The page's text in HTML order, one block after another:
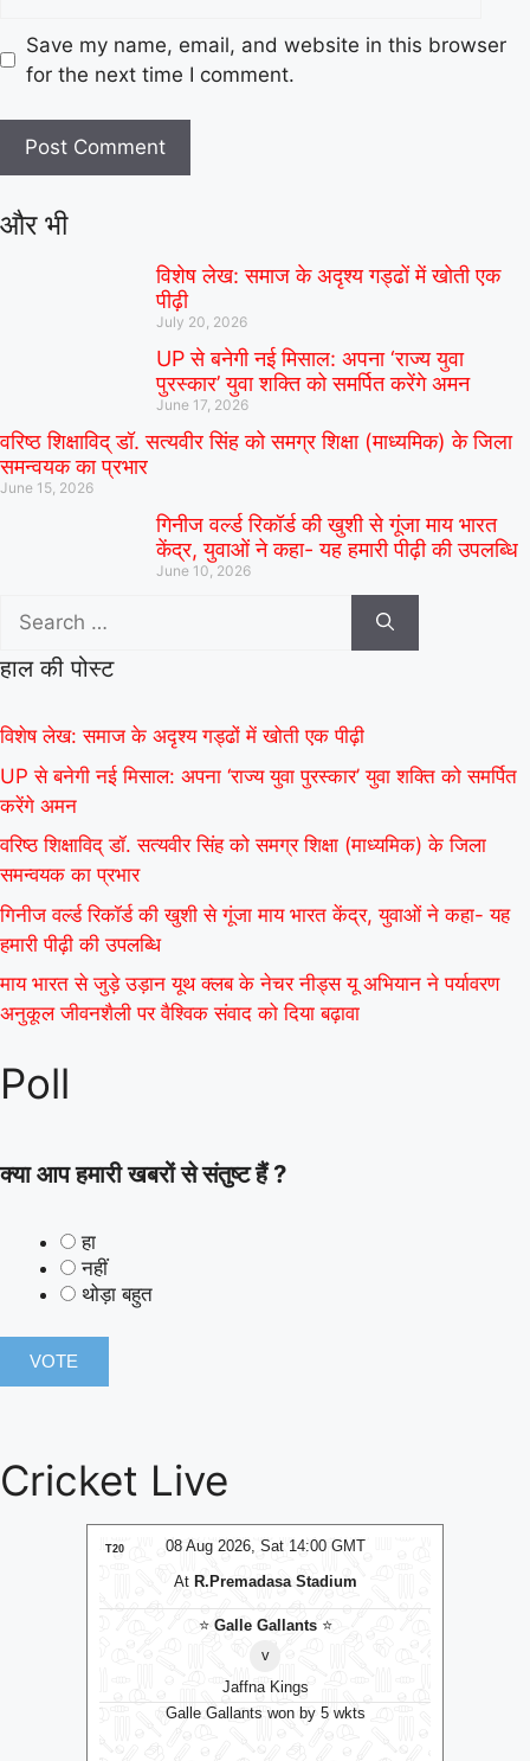
Save my name, email, and website in this browser
for the next time I comment.
और भी
विशेष लेख: समाज के अदृश्य गड्ढों में खोती एक
पीढ़ी
July 20, 2026
UP से बनेगी नई मिसाल: अपना ‘राज्य युवा
पुरस्कार’ युवा शक्ति को समर्पित करेंगे अमन
June 17, 2026
वरिष्ठ शिक्षाविद् डॉ. सत्यवीर सिंह को समग्र शिक्षा (माध्यमिक) के जिला
समन्वयक का प्रभार
June 15, 2026
गिनीज वर्ल्ड रिकॉर्ड की खुशी से गूंजा माय भारत
केंद्र, युवाओं ने कहा- यह हमारी पीढ़ी की उपलब्धि
June 10, 2026
हाल की पोस्ट
विशेष लेख: समाज के अदृश्य गड्ढों में खोती एक पीढ़ी
UP से बनेगी नई मिसाल: अपना ‘राज्य युवा पुरस्कार’ युवा शक्ति को समर्पित
करेंगे अमन
वरिष्ठ शिक्षाविद् डॉ. सत्यवीर सिंह को समग्र शिक्षा (माध्यमिक) के जिला
समन्वयक का प्रभार
गिनीज वर्ल्ड रिकॉर्ड की खुशी से गूंजा माय भारत केंद्र, युवाओं ने कहा- यह
हमारी पीढ़ी की उपलब्धि
माय भारत से जुड़े उड़ान यूथ क्लब के नेचर नीड्स यू अभियान ने पर्यावरण
अनुकूल जीवनशैली पर वैश्विक संवाद को दिया बढ़ावा
Poll
क्या आप हमारी खबरों से संतुष्ट हैं ?
हा
नहीं
थोड़ा बहुत
Cricket Live
08 Aug 2026, Sat 14:00 GMT
T20
At R.Premadasa Stadium
⭐Galle Gallants ⭐
v
Jaffna Kings
Galle Gallants won by 5 wkts